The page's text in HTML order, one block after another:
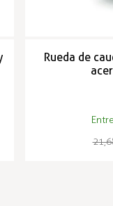
Rueda de